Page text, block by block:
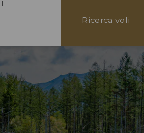
Ricerca voli